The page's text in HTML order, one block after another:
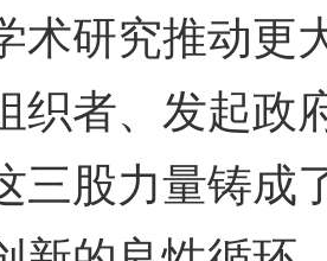
术研究推动更
织者、发起政
三股力量铸成